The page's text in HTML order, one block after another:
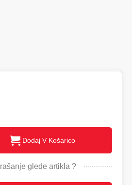
Dodaj V Košarico
glede artikla ?